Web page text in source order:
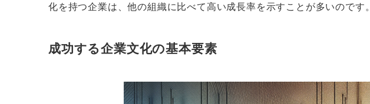
化を持つ企業は、他の組織に比べて高い成長率を示すことが多いのです。
成功する企業文化の基本要素